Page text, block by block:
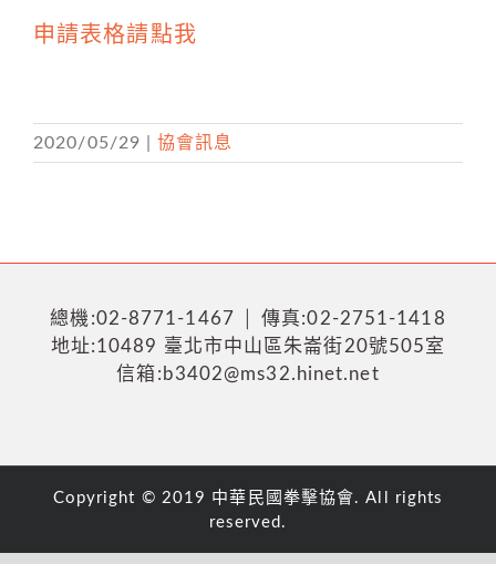
申請表格請點我
2020/05/29 協會訊息
總機:02-8771-1467 │ 傳真:02-2751-1418
地址:10489 臺北市中山區朱崙街20號505室
信箱:b3402@ms32.hinet.net
Copyright © 2019 中華民國拳擊協會. All rights
reserved.